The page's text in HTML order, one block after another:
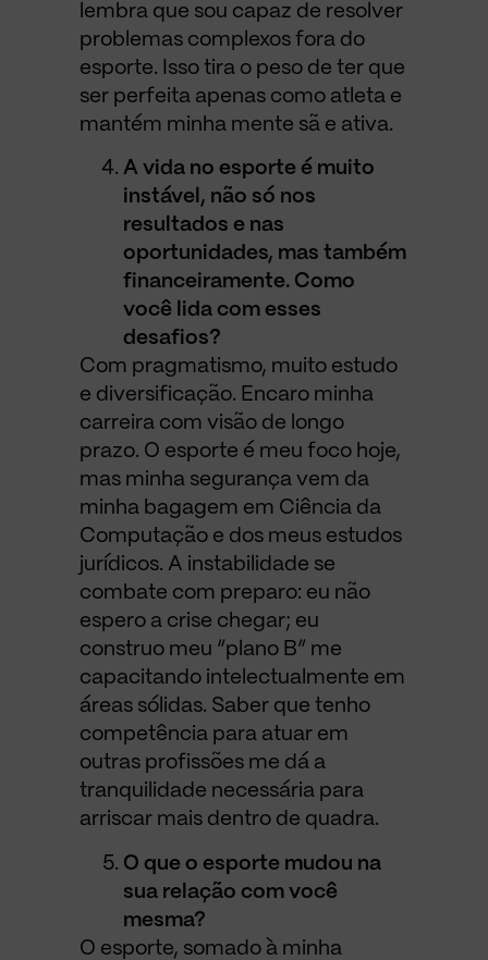
lembra que sou capaz de resolver
problemas complexos fora do
esporte. Isso tira o peso de ter que
ser perfeita apenas como atleta e
mantém minha mente sã e ativa.
A vida no esporte é muito
instável, não só nos
resultados e nas
oportunidades, mas também
financeiramente. Como
você lida com esses
desafios?
Com pragmatismo, muito estudo
e diversificação. Encaro minha
carreira com visão de longo
prazo. O esporte é meu foco hoje,
mas minha segurança vem da
minha bagagem em Ciência da
Computação e dos meus estudos
jurídicos. A instabilidade se
combate com preparo: eu não
espero a crise chegar; eu
construo meu “plano B” me
capacitando intelectualmente em
áreas sólidas. Saber que tenho
competência para atuar em
outras profissões me dá a
tranquilidade necessária para
arriscar mais dentro de quadra.
O que o esporte mudou na
sua relação com você
mesma?
O esporte, somado à minha